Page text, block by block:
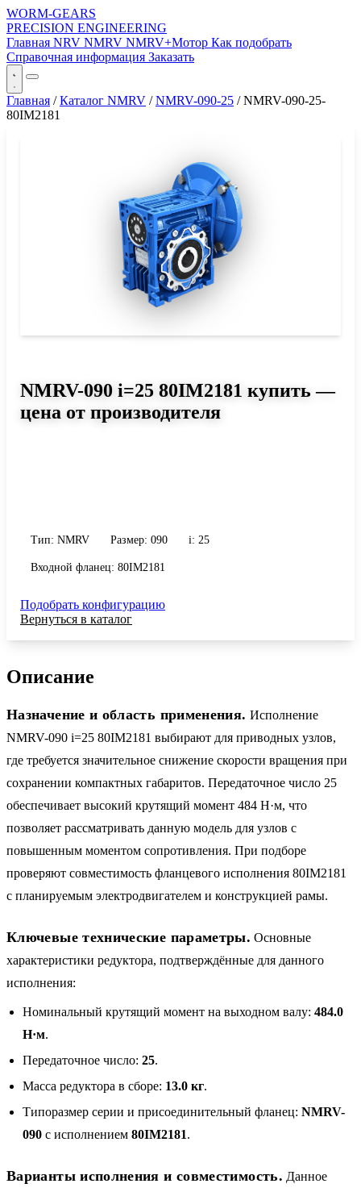
WORM-GEARS
PRECISION ENGINEERING
Главная NRV NMRV NMRV+Мотор Как подобрать
Справочная информация Заказать
Главная / Каталог NMRV / NMRV-090-25 / NMRV-090-25-
80IM2181
NMRV-090 i=25 80IM2181 купить —
цена от производителя
Тип: NMRV Размер: 090 i: 25
Входной фланец: 80IM2181
Подобрать конфигурацию
Вернуться в каталог
Описание
Назначение и область применения. Исполнение
NMRV-090 i=25 80IM2181 выбирают для приводных узлов,
где требуется значительное снижение скорости вращения при
сохранении компактных габаритов. Передаточное число 25
обеспечивает высокий крутящий момент 484 Н·м, что
позволяет рассматривать данную модель для узлов с
повышенным моментом сопротивления. При подборе
проверяют совместимость фланцевого исполнения 80IM2181
с планируемым электродвигателем и конструкцией рамы.
Ключевые технические параметры. Основные
характеристики редуктора, подтверждённые для данного
исполнения:
Номинальный крутящий момент на выходном валу: 484.0
Н·м.
Передаточное число: 25.
Масса редуктора в сборе: 13.0 кг.
Типоразмер серии и присоединительный фланец: NMRV-
090 с исполнением 80IM2181.
Варианты исполнения и совместимость. Данное